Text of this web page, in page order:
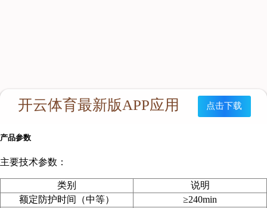
产品主要应用的范围有：抢险救灾、灾情处理、矿井作业、隧
道、环卫、化工厂以及勘察工作中的佩戴使用。
产品参数
主要技术参数：
类别
说明
额定防护时间（中等）
≥240min